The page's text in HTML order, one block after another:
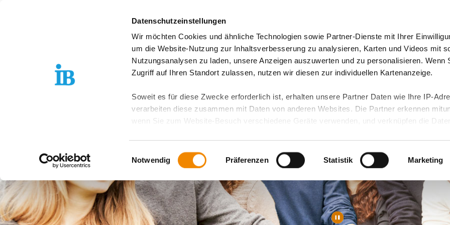
Datenschutzeinstellungen
Wir möchten Cookies und ähnliche Technologien sowie Partner-Dienste mit Ihrer
um die Website-Nutzung zur Inhaltsverbesserung zu analysieren, Karten und Videos mit
Nutzungsanalysen zu laden, unsere Anzeigen auszuwerten und zu personalisieren. Wenn
Zugriff auf Ihren Standort zulassen, nutzen wir diesen zur individuellen Kartenanzeige.
Soweit es für diese Zwecke erforderlich ist, erhalten unsere Partner Daten wie Ihre IP-
verarbeiten diese zusammen mit Daten von anderen Websites. Die Partner erkennen
wenn Sie zum Website-Besuch verschiedene Geräte verwenden, und verknüpfen die Daten
ausgeschlossen werden. Dort ist kein der EU gleichwertiges Datenschutzniveau
zusätzlichen Risiken für Ihre Daten führen kann.
Weitere Details finden Sie in unserenDatenschutzhinweisenund in unsererCookie-
Sie möchten, dass alle Website-Funktionen für diese Zwecke aktiviert sind, müssen Sie
Kategorien auswählen. Sie können mittels nachfolgender Buttons über Ihre Einwilligung für
Zwecke entscheiden und Ihre erteilte Einwilligung stets für die Zukunft widerrufen. Bitte
Einwilligungsauswahl
Notwendig Präferenzen Statistik Marketing
Über uns
Standorte & Angebote Presse & Themen Jobs & Karriere